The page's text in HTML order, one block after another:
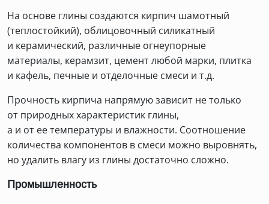
На основе глины создаются кирпич шамотный
(теплостойкий), облицовочный силикатный
и керамический, различные огнеупорные
материалы, керамзит, цемент любой марки, плитка
и кафель, печные и отделочные смеси и т.д.
Прочность кирпича напрямую зависит не только
от природных характеристик глины,
а и от ее температуры и влажности. Соотношение
количества компонентов в смеси можно выровнять,
но удалить влагу из глины достаточно сложно.
Промышленность